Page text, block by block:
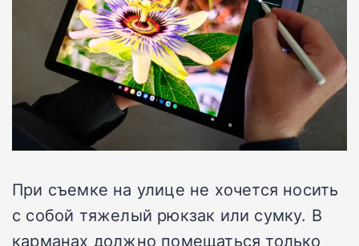
При съемке на улице не хочется носить
с собой тяжелый рюкзак или сумку. В
карманах должно помещаться только